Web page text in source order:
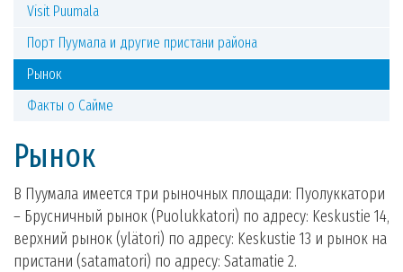
Visit Puumala
Порт Пуумала и другие пристани района
Рынок
Факты о Сайме
Рынок
В Пуумала имеется три рыночных площади: Пуолуккатори
– Брусничный рынок (Puolukkatori) по адресу: Keskustie 14,
верхний рынок (ylätori) по адресу: Keskustie 13 и рынок на
пристани (satamatori) по адресу: Satamatie 2.